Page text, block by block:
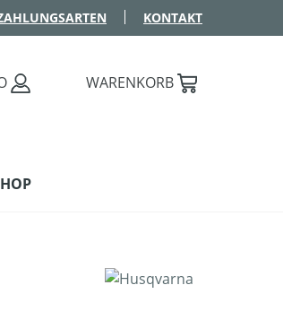
KONTAKT
WARENKORB